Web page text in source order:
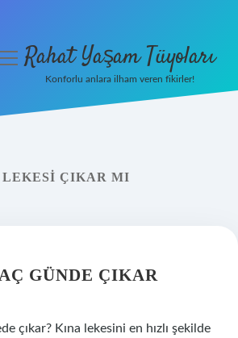
Rahat Yaşam Tüyoları
Konforlu anlara ilham veren fikirler!
ÇIKAR MI
GÜNDE ÇIKAR
çıkar? Kına lekesini en hızlı şekilde